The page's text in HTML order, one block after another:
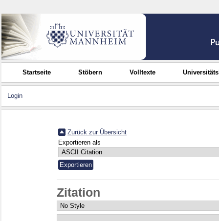
Startseite Stöbern Volltexte
Login
Zurück zur Übersicht
Exportieren als
Zitation